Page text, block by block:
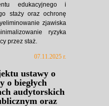
edukacyjnego i
staży oraz ochronę
zjawiska
ryzyka
przez staż.
07.11.2025 r.
ustawy o
o biegłych
audytorskich
oraz